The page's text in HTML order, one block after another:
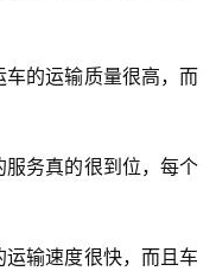
车的运输质量很高，而
服务真的很到位，每个
运输速度很快，而且车